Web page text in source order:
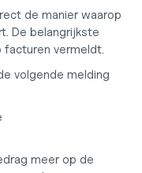
de manier waarop
De belangrijkste
vermeldt.
volgende melding
meer op de